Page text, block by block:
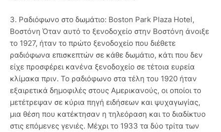
3. Ραδιόφωνο στο δωμάτιο: Boston Park Plaza Hotel,
Βοστόνη Όταν αυτό το ξενοδοχείο στην Βοστόνη άνοιξε
το 1927, ήταν το πρώτο ξενοδοχείο που διέθετε
ραδιόφωνα επισκεπτών σε κάθε δωμάτιο, κάτι που δεν
είχε προσφέρει κανένα ξενοδοχείο σε τέτοια ευρεία
κλίμακα πριν. Το ραδιόφωνο στα τέλη του 1920 ήταν
εξαιρετικά δημοφιλές στους Αμερικανούς, οι οποίοι το
μετέτρεψαν σε κύρια πηγή ειδήσεων και ψυχαγωγίας,
μια θέση που κατέκτησαν η τηλεόραση και το διαδίκτυο
στις επόμενες γενιές. Μέχρι το 1933 τα δύο τρίτα των